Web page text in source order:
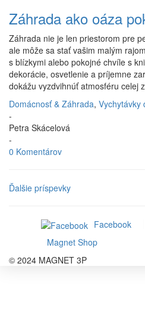
Záhrada ako oáza
Záhrada nie je len priestorom pre
ale môže sa stať vašim malým
s blízkymi alebo pokojné chvíle s
dekorácie, osvetlenie a príjemne
dokážu vyzdvihnúť atmosféru celej
Domácnosť & Záhrada, Vychytávky
-
Petra Skácelová
-
0 Komentárov
Ďalšie príspevky
Facebook
Magnet Shop
© 2024 MAGNET 3P